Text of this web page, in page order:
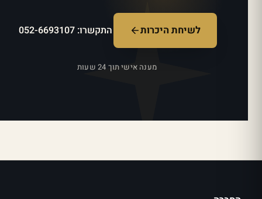
לשיחת היכרות התקשרו: 052-6693107
מענה אישי תוך 24 שעות